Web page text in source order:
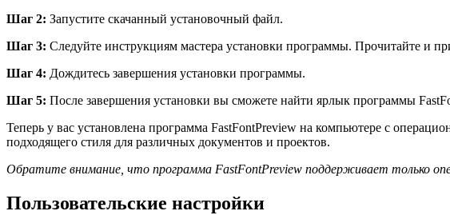
Шаг 2: Запустите скачанный установочный файл.
Шаг 3: Следуйте инструкциям мастера установки программы. Прочитайте и
Шаг 4: Дождитесь завершения установки программы.
Шаг 5: После завершения установки вы сможете найти ярлык программы
Теперь у вас установлена программа FastFontPreview на компьютере с
подходящего стиля для различных документов и проектов.
Обратите внимание, что программа FastFontPreview поддерживает только
Пользовательские настройки